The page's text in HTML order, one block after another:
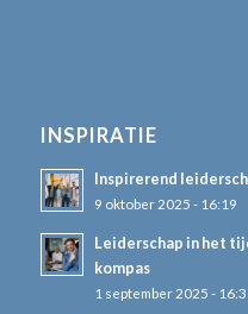
INSPIRATIE
Inspirerend
9 oktober 2025 - 16:19
Leiderschap in het
kompas
1 september 2025 -